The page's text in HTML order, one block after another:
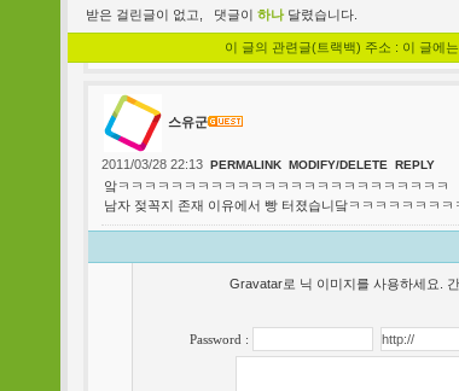
받은 걸린글이 없고,
댓글이 하나달렸습니다.
이 글의 관련글(트랙백) 주소 : 이 글에
스유군
2011/03/28 22:13 PERMALINK MODIFY/DELETE REPLY
앜ㅋㅋㅋㅋㅋㅋㅋㅋㅋㅋㅋㅋㅋㅋㅋㅋㅋㅋㅋㅋㅋㅋㅋㅋㅋ
남자 젖꼭지 존재 이유에서 빵 터졌습니닼ㅋㅋㅋㅋㅋㅋㅋㅋ
Gravatar로 닉 이미지를 사용하세요.
Password :